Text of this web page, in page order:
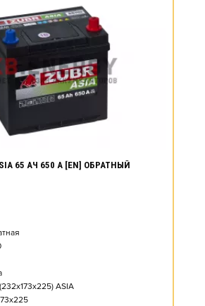
65 АЧ 650 А [EN] ОБРАТНЫЙ
ASIA